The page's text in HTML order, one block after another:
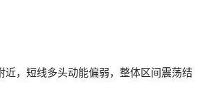
近，短线多头动能偏弱，整体区间震荡结